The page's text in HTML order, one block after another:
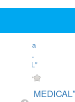
MEDICAL"